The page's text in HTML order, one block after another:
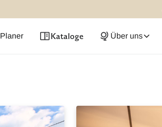
Planer Kataloge Über uns